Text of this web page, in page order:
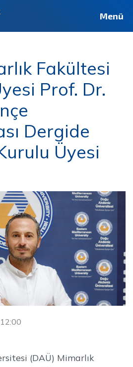
Menü
Fakültesi
Prof. Dr.
Dergide
Üyesi
(DAÜ) Mimarlık